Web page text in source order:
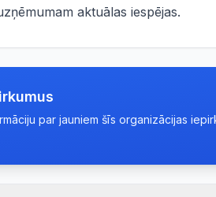
aktuālas iespējas.
par jauniem šīs organizācijas